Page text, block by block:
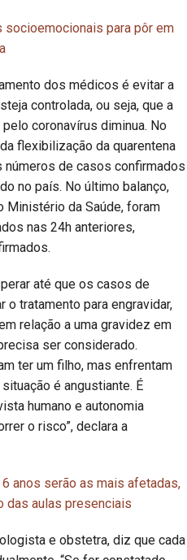
socioemocionais para pôr em
dos médicos é evitar a
controlada, ou seja, que a
coronavírus diminua. No
flexibilização da quarentena
de casos confirmados
no país. No último balanço,
Ministério da Saúde, foram
nas 24h anteriores,
até que os casos de
o tratamento para engravidar,
relação a uma gravidez em
ser considerado.
ter um filho, mas enfrentam
é angustiante. É
humano e autonomia
o risco”, declara a
anos serão as mais afetadas,
das aulas presenciais
e obstetra, diz que cada